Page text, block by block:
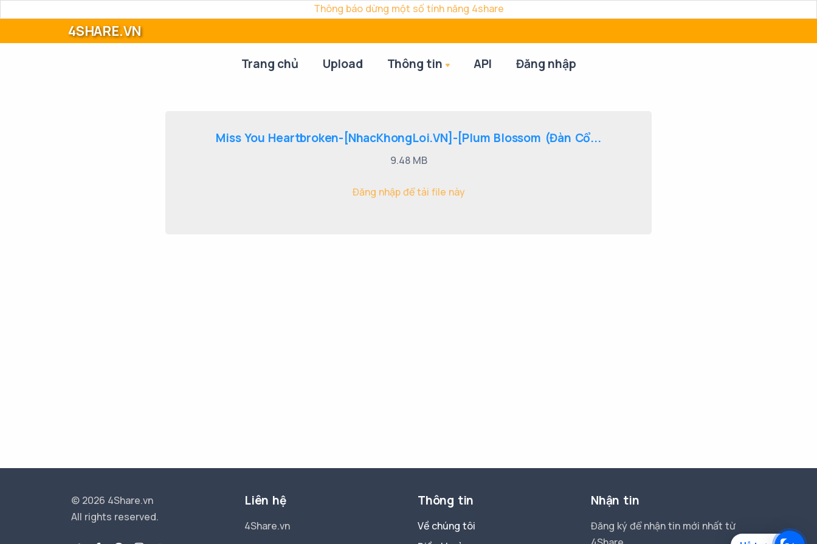
Thông báo dừng một số tính năng 4share
4SHARE.VN
Trang chủ Upload Thông tin API Đăng nhập
Miss You Heartbroken-[NhacKhongLoi.VN]-[Plum Blossom (Đàn Cổ...
9.48 MB
Đăng nhập để tải file này
© 2026 4Share.vn
All rights reserved.
Liên hệ
4Share.vn
Thông tin
Về chúng tôi
Nhận tin
Đăng ký để nhận tin mới nhất từ